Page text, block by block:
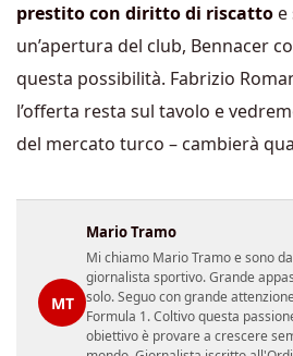
prestito con diritto di riscatto e
un’apertura del club, Bennacer
questa possibilità. Fabrizio
l’offerta resta sul tavolo e
del mercato turco – cambierà
MT
Mario Tramo
Mi chiamo Mario Tramo e sono
giornalista sportivo. Grande
solo. Seguo con grande
Formula 1. Coltivo questa
obiettivo è provare a crescere